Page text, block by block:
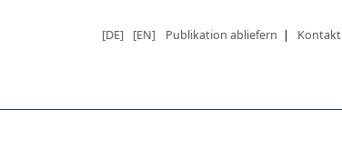
[DE] [EN] Publikation abliefern | Kontakt